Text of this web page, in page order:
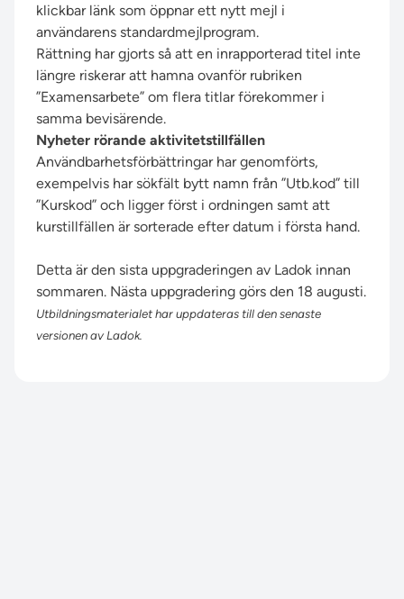
klickbar länk som öppnar ett nytt mejl i
användarens standardmejlprogram.
Rättning har gjorts så att en inrapporterad titel inte
längre riskerar att hamna ovanför rubriken
”Examensarbete” om flera titlar förekommer i
samma bevisärende.
Nyheter rörande aktivitetstillfällen
Användbarhetsförbättringar har genomförts,
exempelvis har sökfält bytt namn från ”Utb.kod” till
”Kurskod” och ligger först i ordningen samt att
kurstillfällen är sorterade efter datum i första hand.
Detta är den sista uppgraderingen av Ladok innan
sommaren. Nästa uppgradering görs den 18 augusti.
Utbildningsmaterialet har uppdateras till den senaste
versionen av Ladok.